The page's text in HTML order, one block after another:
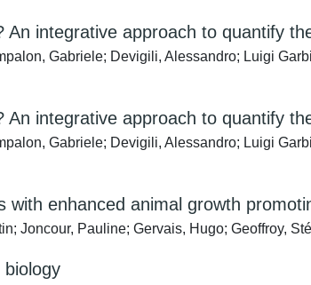
integrative approach to quantify
Gabriele; Devigili, Alessandro; Luigi
integrative approach to quantify
Gabriele; Devigili, Alessandro; Luigi
with enhanced animal growth
Joncour, Pauline; Gervais, Hugo; Geoffroy,